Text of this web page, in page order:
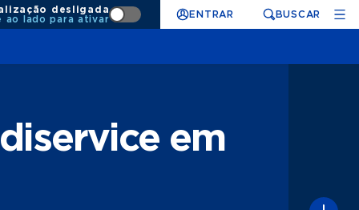
desligada
ao lado para ativar
ENTRAR BUSCAR
em